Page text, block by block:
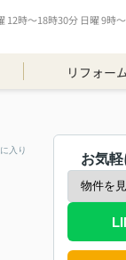
12時～18時30分 日曜 9時
リフォー
入り
お気